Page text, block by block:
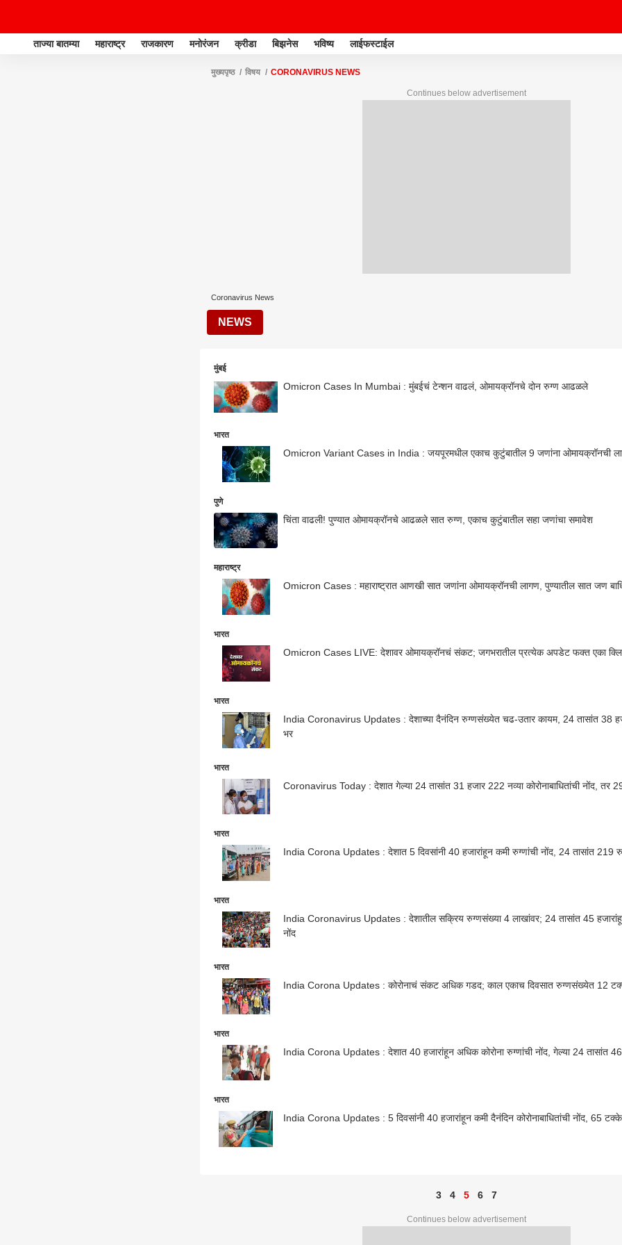
ताज्या बातम्या महाराष्ट्र राजकारण मनोरंजन क्रीडा बिझनेस भविष्य लाईफस्टाईल
मुख्यपृष्ठ विषय CORONAVIRUS NEWS
Continues below advertisement
Coronavirus News
NEWS
मुंबई
Omicron Cases In Mumbai : मुंबईचं टेन्शन वाढलं, ओमायक्रॉनचे दोन रुग्ण आढळले
भारत
Omicron Variant Cases in India : जयपूरमधील एकाच कुटुंबातील 9 जणांना ओमायक्रॉनची
पुणे
चिंता वाढली! पुण्यात ओमायक्रॉनचे आढळले सात रुग्ण, एकाच कुटुंबातील सहा जणांचा समावेश
महाराष्ट्र
Omicron Cases : महाराष्ट्रात आणखी सात जणांना ओमायक्रॉनची लागण, पुण्यातील सात जण
भारत
Omicron Cases LIVE: देशावर ओमायक्रॉनचं संकट; जगभरातील प्रत्येक अपडेट फक्त एका
भारत
India Coronavirus Updates : देशाच्या दैनंदिन रुग्णसंख्येत चढ-उतार कायम, 24 तासांत 38 हजार
भर
भारत
Coronavirus Today : देशात गेल्या 24 तासांत 31 हजार 222 नव्या कोरोनाबाधितांची नोंद, तर
भारत
India Corona Updates : देशात 5 दिवसांनी 40 हजारांहून कमी रुग्णांची नोंद, 24 तासांत 219
भारत
India Coronavirus Updates : देशातील सक्रिय रुग्णसंख्या 4 लाखांवर; 24 तासांत 45 हजारांहून
नोंद
भारत
India Corona Updates : कोरोनाचं संकट अधिक गडद; काल एकाच दिवसात रुग्णसंख्येत 12
भारत
India Corona Updates : देशात 40 हजारांहून अधिक कोरोना रुग्णांची नोंद, गेल्या 24 तासांत
भारत
India Corona Updates : 5 दिवसांनी 40 हजारांहून कमी दैनंदिन कोरोनाबाधितांची नोंद, 65
3 4 5 6 7
Continues below advertisement